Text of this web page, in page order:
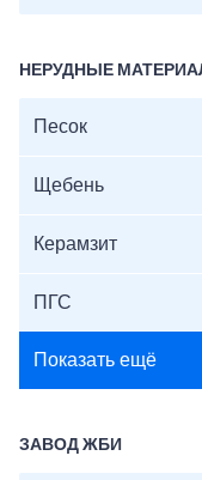
НЕРУДНЫЕ
Песок
Щебень
Керамзит
ПГС
Показать ещё
ЗАВОД ЖБИ